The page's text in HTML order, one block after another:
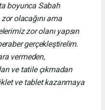
boyunca Sabah
olacağını ama
zor olanı yapsın
gerçekleştirelim.
vermeden,
ve tatile çıkmadan
ve tablet kazanmaya